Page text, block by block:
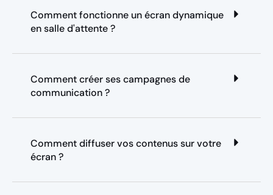
Comment fonctionne un écran dynamique
en salle d'attente ?
Comment créer ses campagnes de
communication ?
Comment diffuser vos contenus sur votre
écran ?